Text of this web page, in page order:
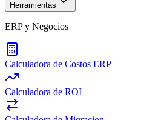
Herramientas
ERP y Negocios
Calculadora de Costos ERP
Calculadora de ROI